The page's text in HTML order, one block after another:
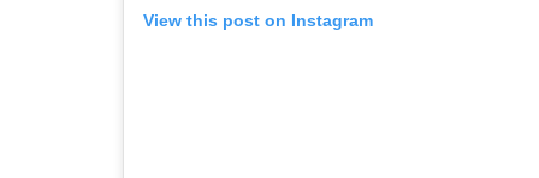
View this post on Instagram